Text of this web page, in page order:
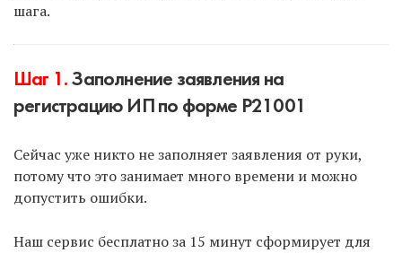
Подать документы через МФЦ
(многофункциональные центры).
Чтобы воспользоваться первым способом и
подать документы онлайн с использованием ЭЦП,
выберите услугу — «Опытный специалист».
Чтобы подать документы через МФЦ, заполните
шага.
Шаг 1. Заполнение заявления на
регистрацию ИП по форме Р21001
Сейчас уже никто не заполняет заявления от руки,
потому что это занимает много времени и можно
допустить ошибки.
Наш сервис бесплатно за 15 минут сформирует для